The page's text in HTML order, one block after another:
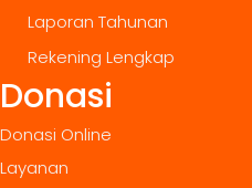
Laporan Tahunan
Rekening Lengkap
Donasi
Donasi Online
Layanan